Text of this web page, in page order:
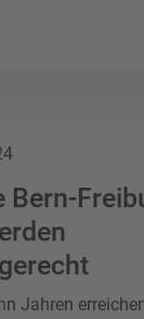
Bern-
Jahren